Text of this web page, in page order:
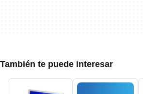
También te puede interesar